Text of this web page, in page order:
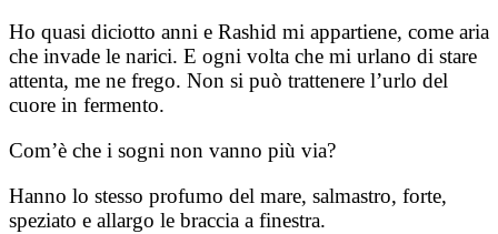
Ho quasi diciotto anni e Rashid mi appartiene, come aria
che invade le narici. E ogni volta che mi urlano di stare
attenta, me ne frego. Non si può trattenere l’urlo del
cuore in fermento.
Com’è che i sogni non vanno più via?
Hanno lo stesso profumo del mare, salmastro, forte,
speziato e allargo le braccia a finestra.